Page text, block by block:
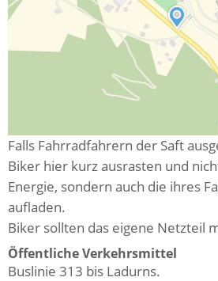
Falls Fahrradfahrern der Saft
Biker hier kurz ausrasten und
Energie, sondern auch die ihres
aufladen.
Biker sollten das eigene Netzteil
Öffentliche Verkehrsmittel
Buslinie 313 bis Ladurns.